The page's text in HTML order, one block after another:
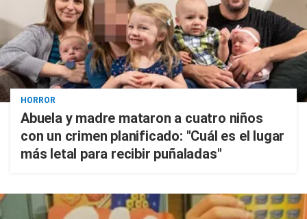
HORROR
Abuela y madre mataron a cuatro niños
con un crimen planificado: "Cuál es el lugar
más letal para recibir puñaladas"